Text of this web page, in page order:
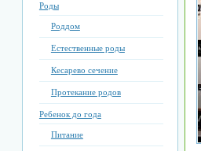
Роды
Роддом
Естественные роды
Кесарево сечение
Протекание родов
Ребенок до года
Питание